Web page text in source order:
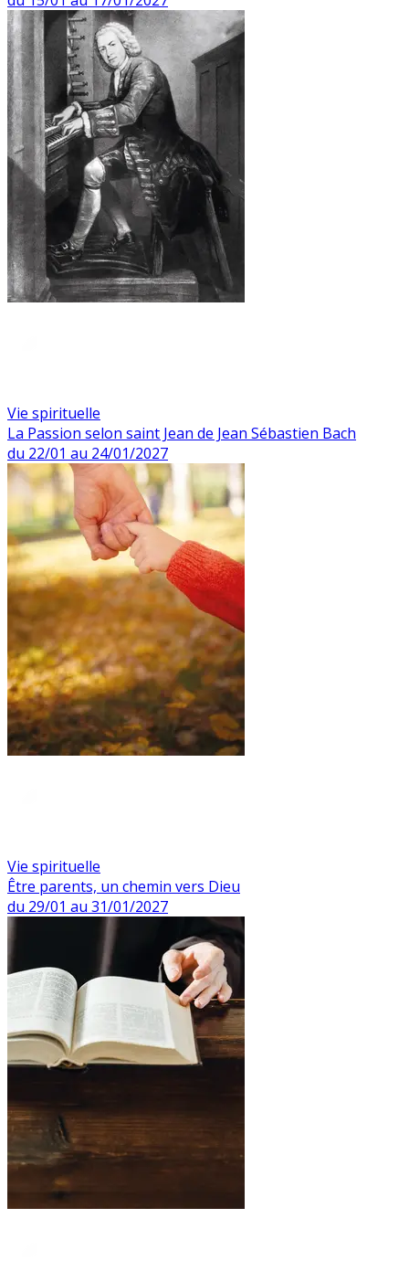
Vie spirituelle
La Passion selon saint Jean de Jean Sébastien Bach
du 22/01 au 24/01/2027
Vie spirituelle
Être parents, un chemin vers Dieu
du 29/01 au 31/01/2027